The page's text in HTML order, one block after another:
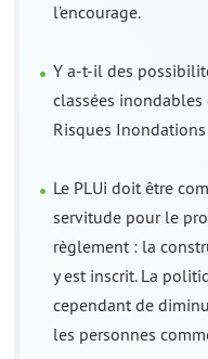
l’encourage.
Y a-t-il des
classées
Risques Inondations
Le PLUi doit être
servitude pour le
règlement : la
y est inscrit. La
cependant de
les personnes